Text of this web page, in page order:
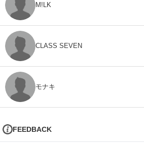
M!LK
CLASS SEVEN
モナキ
FEEDBACK